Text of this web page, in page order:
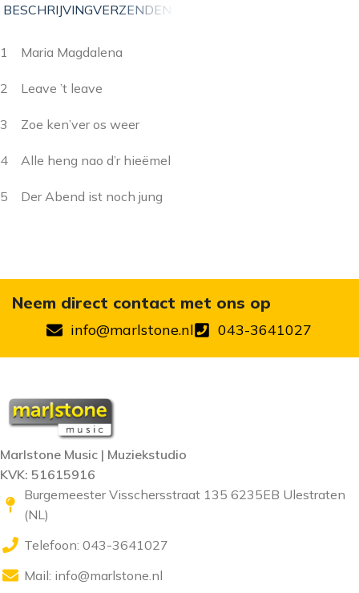
BESCHRIJVINGVERZENDEN
1 Maria Magdalena
2 Leave ’t leave
3 Zoe ken’ver os weer
4 Alle heng nao d’r hieëmel
5 Der Abend ist noch jung
Neem direct contact met ons op
info@marlstone.nl 043-3641027
Marlstone Music | Muziekstudio
KVK: 51615916
Burgemeester Visschersstraat 135 6235EB Ulestraten
(NL)
Telefoon: 043-3641027
Mail: info@marlstone.nl